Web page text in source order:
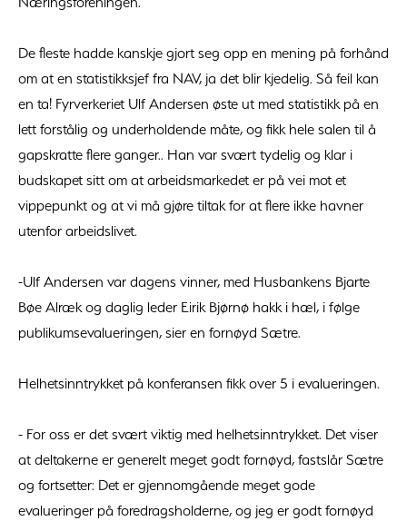
De fleste hadde kanskje gjort seg opp en mening på forhånd
om at en statistikksjef fra NAV, ja det blir kjedelig. Så feil kan
en ta! Fyrverkeriet Ulf Andersen øste ut med statistikk på en
lett forstålig og underholdende måte, og fikk hele salen til å
gapskratte flere ganger.. Han var svært tydelig og klar i
budskapet sitt om at arbeidsmarkedet er på vei mot et
vippepunkt og at vi må gjøre tiltak for at flere ikke havner
utenfor arbeidslivet.
-Ulf Andersen var dagens vinner, med Husbankens Bjarte
Bøe Alræk og daglig leder Eirik Bjørnø hakk i hæl, i følge
publikumsevalueringen, sier en fornøyd Sætre.
Helhetsinntrykket på konferansen fikk over 5 i evalueringen.
- For oss er det svært viktig med helhetsinntrykket. Det viser
at deltakerne er generelt meget godt fornøyd, fastslår Sætre
og fortsetter: Det er gjennomgående meget gode
evalueringer på foredragsholderne, og jeg er godt fornøyd